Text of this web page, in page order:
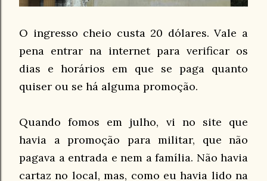
O ingresso cheio custa 20 dólares. Vale a
pena entrar na internet para verificar os
dias e horários em que se paga quanto
quiser ou se há alguma promoção.
Quando fomos em julho, vi no site que
havia a promoção para militar, que não
pagava a entrada e nem a família. Não havia
cartaz no local, mas, como eu havia lido na